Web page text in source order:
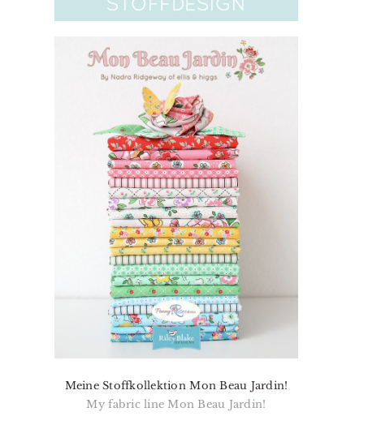
Meine Stoffkollektion Mon Beau Jardin!
My fabric line Mon Beau Jardin!